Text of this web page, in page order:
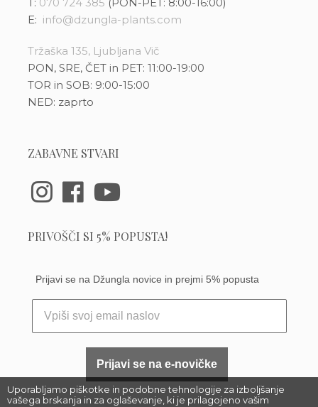
Uporabljamo piškotke in podobne tehnologije za izboljšanje
vašega brskanja in za oglaševanje, ki je prilagojeno vašim
E: info@dzungla-plants.com
Tržaška 135, Ljubljana Vič
PON, SRE, ČET in PET: 11:00-19:00
TOR in SOB: 9:00-15:00
NED: zaprto
ZABAVNE STVARI
PRIVOŠČI SI 5% POPUSTA!
Prijavi se na Džungla novice in prejmi 5% popusta
Prijavi se na e-novičke